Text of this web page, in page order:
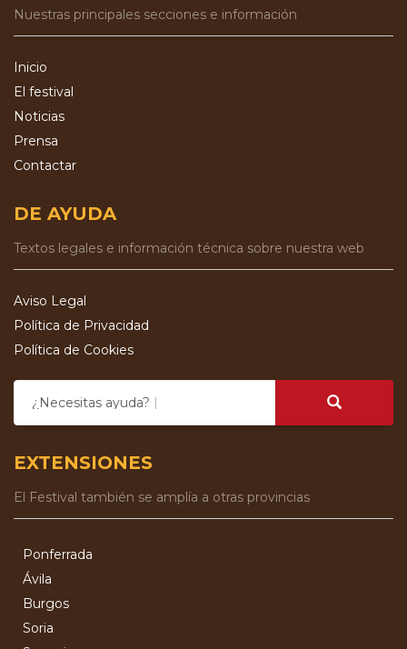
Nuestras principales secciones e información
Inicio
El festival
Noticias
Prensa
Contactar
DE AYUDA
Textos legales e información técnica sobre nuestra web
Aviso Legal
Política de Privacidad
Política de Cookies
¿Necesitas ayuda?
EXTENSIONES
El Festival también se amplía a otras provincias
Ponferrada
Ávila
Burgos
Soria